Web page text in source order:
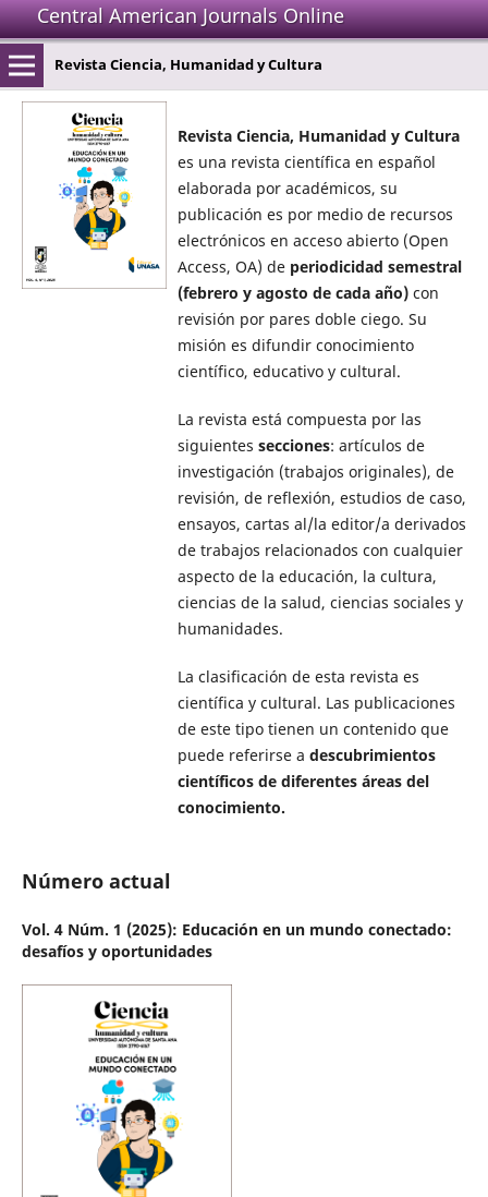
Central American Journals Online
Revista Ciencia, Humanidad y Cultura
Revista Ciencia, Humanidad y Cultura
es una revista científica en español
elaborada por académicos, su
publicación es por medio de recursos
electrónicos en acceso abierto (Open
Access, OA) de periodicidad semestral
(febrero y agosto de cada año)con
revisión por pares doble ciego. Su
misión es difundir conocimiento
científico, educativo y cultural.
La revista está compuesta por las
siguientes secciones: artículos de
investigación (trabajos originales), de
revisión, de reflexión, estudios de caso,
ensayos, cartas al/la editor/a derivados
de trabajos relacionados con cualquier
aspecto de la educación, la cultura,
ciencias de la salud, ciencias sociales y
humanidades.
La clasificación de esta revista es
científica y cultural. Las publicaciones
de este tipo tienen un contenido que
puede referirse a descubrimientos
científicos de diferentes áreas del
conocimiento.
Número actual
Vol. 4 Núm. 1 (2025): Educación en un mundo conectado:
desafíos y oportunidades